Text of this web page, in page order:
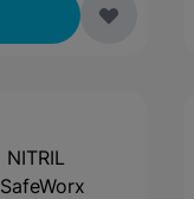
NITRIL